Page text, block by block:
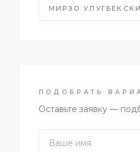
МИРЗО
ПОДОБРАТЬ
Оставьте заявку —